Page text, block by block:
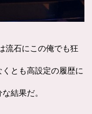
流石にこの俺でも狂
とも高設定の履歴に
結果だ。